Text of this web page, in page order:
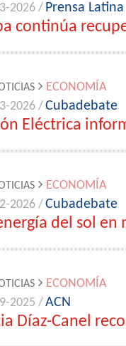
2026 / Prensa Latina
continúa
ECONOMÍA
2026 /Cubadebate
Eléctrica
ECONOMÍA
2026 /Cubadebate
del sol en
ECONOMÍA
2025 /ACN
Díaz-Canel